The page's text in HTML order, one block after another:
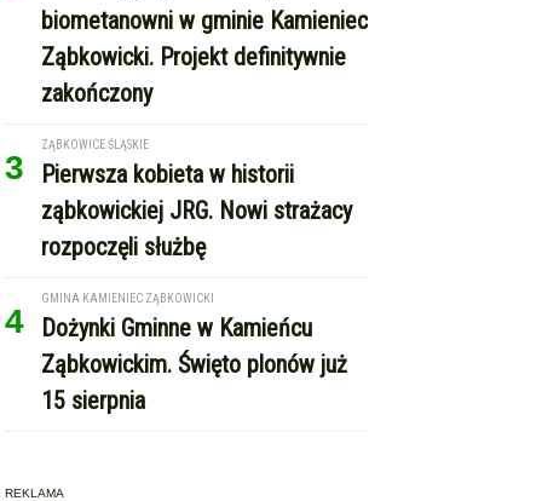
biometanowni w gminie Kamieniec
Ząbkowicki. Projekt definitywnie
zakończony
3
ZĄBKOWICE ŚLĄSKIE
Pierwsza kobieta w historii
ząbkowickiej JRG. Nowi strażacy
rozpoczęli służbę
4
GMINA KAMIENIEC ZĄBKOWICKI
Dożynki Gminne w Kamieńcu
Ząbkowickim. Święto plonów już
15 sierpnia
REKLAMA